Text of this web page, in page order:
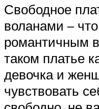
Свободное
воланами –
романтичным
таком платье
девочка и
чувствовать